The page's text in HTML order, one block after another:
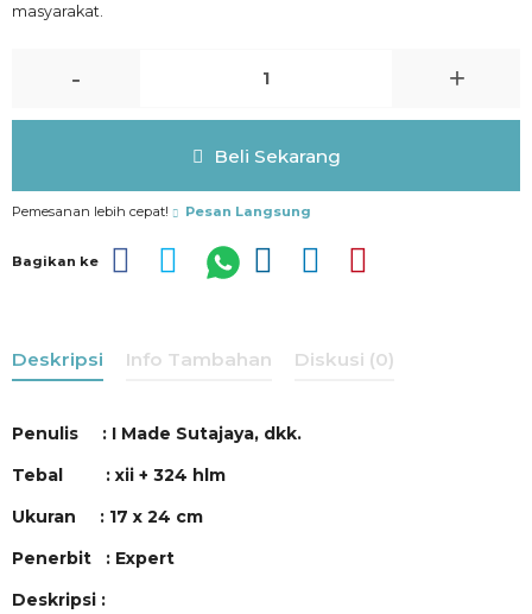
masyarakat.
- +
Beli Sekarang
Pemesanan lebih cepat! Pesan Langsung
Bagikan ke
Deskripsi Info Tambahan Diskusi (0)
Penulis : I Made Sutajaya, dkk.
Tebal : xii + 324 hlm
Ukuran : 17 x 24 cm
Penerbit : Expert
Deskripsi :